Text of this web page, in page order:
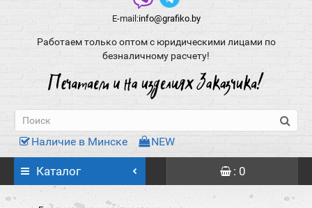
E-mail:info@grafiko.by
Работаем только оптом с юридическими лицами по
безналичному расчету!
Наличие в Минске NEW
Каталог : 0